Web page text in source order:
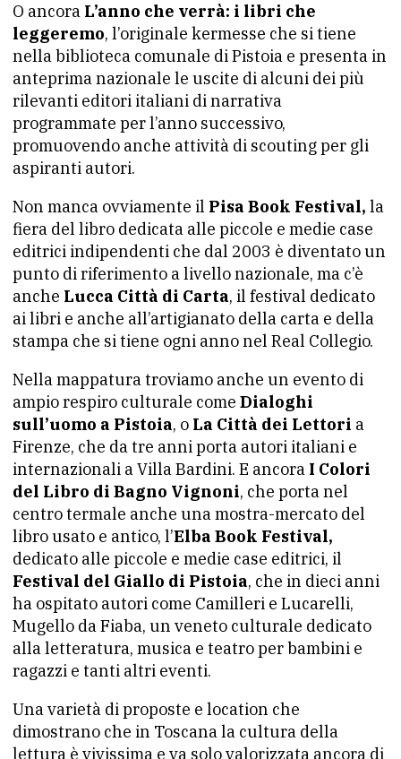
O ancora L’anno che verrà: i libri che
leggeremo, l’originale kermesse che si tiene
nella biblioteca comunale di Pistoia e presenta in
anteprima nazionale le uscite di alcuni dei più
rilevanti editori italiani di narrativa
programmate per l’anno successivo,
promuovendo anche attività di scouting per gli
aspiranti autori.
Non manca ovviamente il Pisa Book Festival, la
fiera del libro dedicata alle piccole e medie case
editrici indipendenti che dal 2003 è diventato un
punto di riferimento a livello nazionale, ma c’è
anche Lucca Città di Carta, il festival dedicato
ai libri e anche all’artigianato della carta e della
stampa che si tiene ogni anno nel Real Collegio.
Nella mappatura troviamo anche un evento di
ampio respiro culturale come Dialoghi
sull’uomo a Pistoia, o La Città dei Lettori a
Firenze, che da tre anni porta autori italiani e
internazionali a Villa Bardini. E ancora I Colori
del Libro di Bagno Vignoni, che porta nel
centro termale anche una mostra-mercato del
libro usato e antico, l’Elba Book Festival,
dedicato alle piccole e medie case editrici, il
Festival del Giallo di Pistoia, che in dieci anni
ha ospitato autori come Camilleri e Lucarelli,
Mugello da Fiaba, un veneto culturale dedicato
alla letteratura, musica e teatro per bambini e
ragazzi e tanti altri eventi.
Una varietà di proposte e location che
dimostrano che in Toscana la cultura della
lettura è vivissima e va solo valorizzata ancora di